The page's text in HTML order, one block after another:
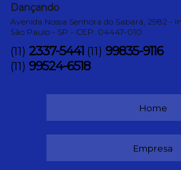
Dançando
Avenida Nossa Senhora do Sabará, 2982 -
São Paulo - SP - CEP: 04447-010
(11) 2337-5441 (11) 99835-9116
(11) 99524-6518
Home
Empresa